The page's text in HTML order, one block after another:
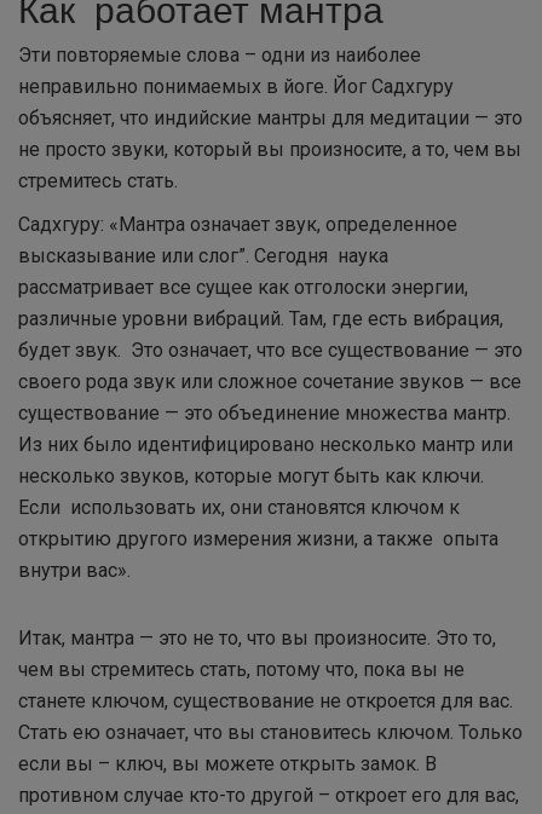
Эти повторяемые слова – одни из наиболее
неправильно понимаемых в йоге. Йог Садхгуру
объясняет, что индийские мантры для медитации — это
не просто звуки, который вы произносите, а то, чем вы
стремитесь стать.
Садхгуру: «Мантра означает звук, определенное
высказывание или слог”. Сегодня наука
рассматривает все сущее как отголоски энергии,
различные уровни вибраций. Там, где есть вибрация,
будет звук. Это означает, что все существование — это
своего рода звук или сложное сочетание звуков — все
существование — это объединение множества мантр.
Из них было идентифицировано несколько мантр или
несколько звуков, которые могут быть как ключи.
Если использовать их, они становятся ключом к
открытию другого измерения жизни, а также опыта
внутри вас».
Итак, мантра — это не то, что вы произносите. Это то,
чем вы стремитесь стать, потому что, пока вы не
станете ключом, существование не откроется для вас.
Стать ею означает, что вы становитесь ключом. Только
если вы – ключ, вы можете открыть замок. В
противном случае кто-то другой – откроет его для вас,